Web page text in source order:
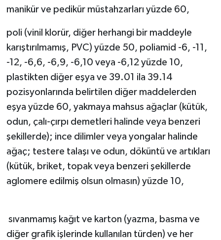
manikür ve pedikür müstahzarları yüzde 60,
poli (vinil klorür, diğer herhangi bir maddeyle
karıştırılmamış, PVC) yüzde 50, poliamid -6, -11,
-12, -6,6, -6,9, -6,10 veya -6,12 yüzde 10,
plastikten diğer eşya ve 39.01 ila 39.14
pozisyonlarında belirtilen diğer maddelerden
eşya yüzde 60, yakmaya mahsus ağaçlar (kütük,
odun, çalı-çırpı demetleri halinde veya benzeri
şekillerde); ince dilimler veya yongalar halinde
ağaç; testere talaşı ve odun, döküntü ve artıkları
(kütük, briket, topak veya benzeri şekillerde
aglomere edilmiş olsun olmasın) yüzde 10,
sıvanmamış kağıt ve karton (yazma, basma ve
diğer grafik işlerinde kullanılan türden) ve her